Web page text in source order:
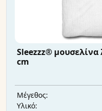
Sleezzz® μουσελίνα
cm
Μέγεθος:
Υλικό: